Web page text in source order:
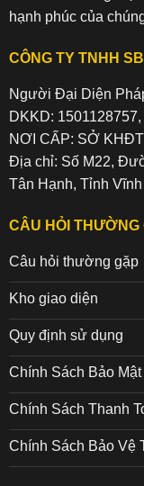
hạnh phúc của
CÔNG TY TNHH
Người Đại Diện
DKKD:
NƠI CẤP: SỞ
Địa chỉ: Số M22,
Tân Hạnh, Tỉnh
CÂU HỎI THƯỜNG
Câu hỏi thường gặp
Kho giao diện
Quy định sử dụng
Chính Sách Bảo Mật
Chính Sách Thanh
Chính Sách Bảo Vệ